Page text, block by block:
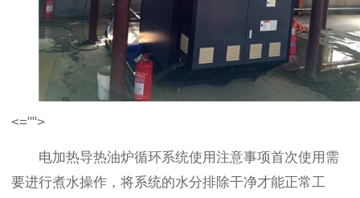
<="">
电加热导热油炉循环系统使用注意事项首次使用需
要进行煮水操作，将系统的水分排除干净才能正常工